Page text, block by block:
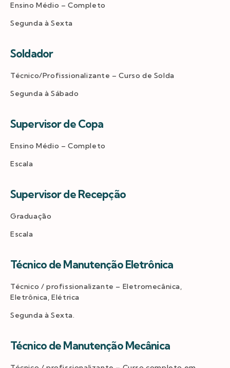
Ensino Médio – Completo
Segunda à Sexta
Soldador
Técnico/Profissionalizante – Curso de Solda
Segunda à Sábado
Supervisor de Copa
Ensino Médio – Completo
Escala
Supervisor de Recepção
Graduação
Escala
Técnico de Manutenção Eletrônica
Técnico / profissionalizante – Eletromecânica,
Eletrônica, Elétrica
Segunda à Sexta.
Técnico de Manutenção Mecânica